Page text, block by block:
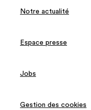
Notre actualité
Espace presse
Jobs
Gestion des cookies